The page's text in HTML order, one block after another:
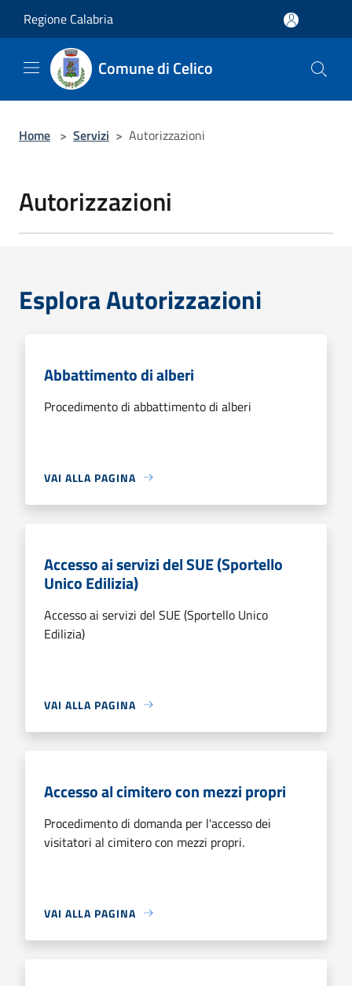
Regione Calabria
Comune di Celico
Home > Servizi > Autorizzazioni
Autorizzazioni
Esplora Autorizzazioni
Abbattimento di alberi
Procedimento di abbattimento di alberi
VAI ALLA PAGINA
Accesso ai servizi del SUE (Sportello
Unico Edilizia)
Accesso ai servizi del SUE (Sportello Unico
Edilizia)
VAI ALLA PAGINA
Accesso al cimitero con mezzi propri
Procedimento di domanda per l'accesso dei
visitatori al cimitero con mezzi propri.
VAI ALLA PAGINA